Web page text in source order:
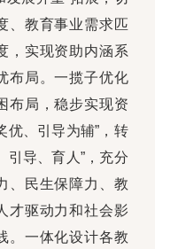
、教育事业需求匹
，实现资助内涵系
布局。一揽子优化
布局，稳步实现资
优、引导为辅”，转
引导、育人”，充分
、民生保障力、教
才驱动力和社会影
。一体化设计各教